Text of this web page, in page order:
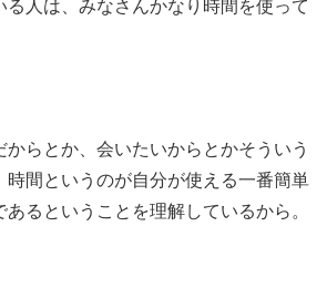
る人は、みなさんかなり時間を使って
らとか、会いたいからとかそういう
時間というのが自分が使える一番簡単
るということを理解しているから。